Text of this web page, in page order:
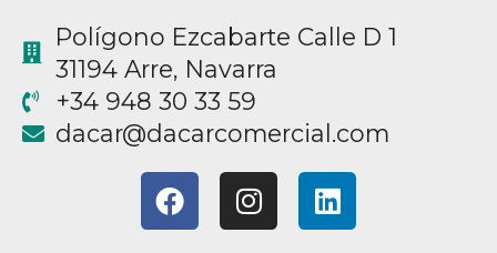
Polígono Ezcabarte Calle D 1
31194 Arre, Navarra
+34 948 30 33 59
moc.laicremocracad
@racad
F
a
I
n
L
i